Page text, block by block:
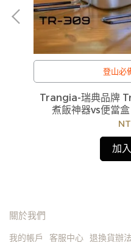
登山必
訂購
商品流動性快且多個平
情形，客服人員將立即
無法出貨，本公司將有
諒。如遇庫存不足無
Trangia-瑞典品牌
煮飯神器vs便當
加
關於我們
我的帳戶 客服中心 退換貨辦法